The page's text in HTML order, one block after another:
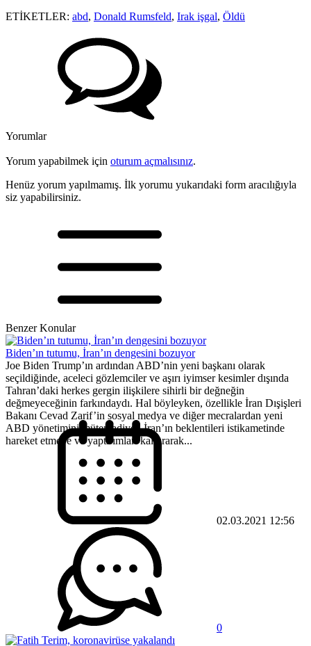
ETİKETLER: abd, Donald Rumsfeld, Irak işgal, Öldü
Yorumlar
Yorum yapabilmek için oturum açmalısınız.
Henüz yorum yapılmamış. İlk yorumu yukarıdaki form aracılığıyla
siz yapabilirsiniz.
Benzer Konular
Biden’ın tutumu, İran’ın dengesini bozuyor
Joe Biden Trump’ın ardından ABD’nin yeni başkanı olarak
seçildiğinde, aceleci gözlemciler ve aşırı iyimser kesimler dışında
Tahran’daki herkes gergin ilişkilere sihirli bir değneğin
değmeyeceğinin farkındaydı. Hal böyleyken, özellikle İran Dışişleri
Bakanı Cevad Zarif’in sosyal medya ve diğer mecralardan yeni
ABD yönetimini mütemadiyen İran’ın beklentileri istikametinde
hareket etmeye ve yaptırımları kaldırarak...
02.03.2021 12:56
0